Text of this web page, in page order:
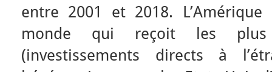
entre 2001 et 2018.
monde qui reçoit les plus
(investissements directs à